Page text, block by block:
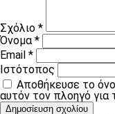
Σχόλιο *
Όνομα*
Email *
Ιστότοπος
Αποθήκευσε το
αυτόν τον πλοηγό